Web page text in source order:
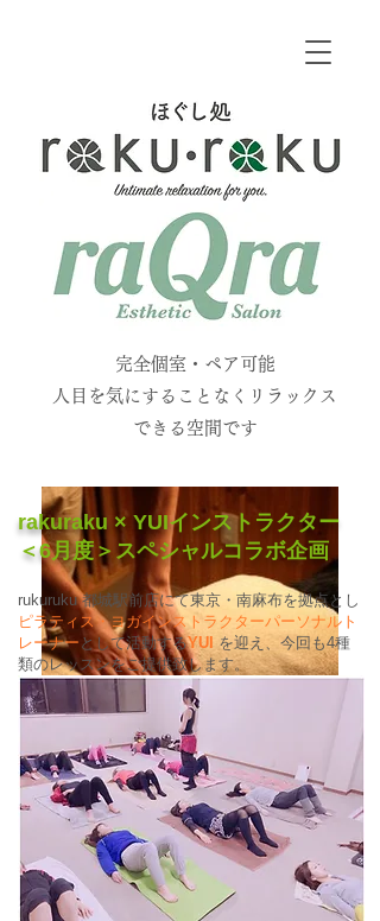
​​完全個室・ペア可能
人目を気にすることなくリラックス
できる空間です
rakuraku × YUIインストラクター
＜6月度＞スペシャルコラボ企画
rukuruku 都城駅前店にて東京・南麻布を拠点とし
ピラティス・ヨガインストラクターパーソナルト
レーナー として活動するYUI を迎え、今回も4種
類のレッスンをご提供致します。